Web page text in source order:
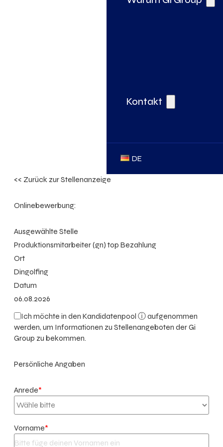
Kontakt
DE
<< Zurück zur Stellenanzeige
Onlinebewerbung:
Ausgewählte Stelle
Produktionsmitarbeiter (gn) top Bezahlung
Ort
Dingolfing
Datum
06.08.2026
Ich möchte in denKandidatenpool ⓘaufgenommen
werden, um Informationen zu Stellenangeboten der Gi
Group zu bekommen.
Persönliche Angaben
Anrede*
Vorname*